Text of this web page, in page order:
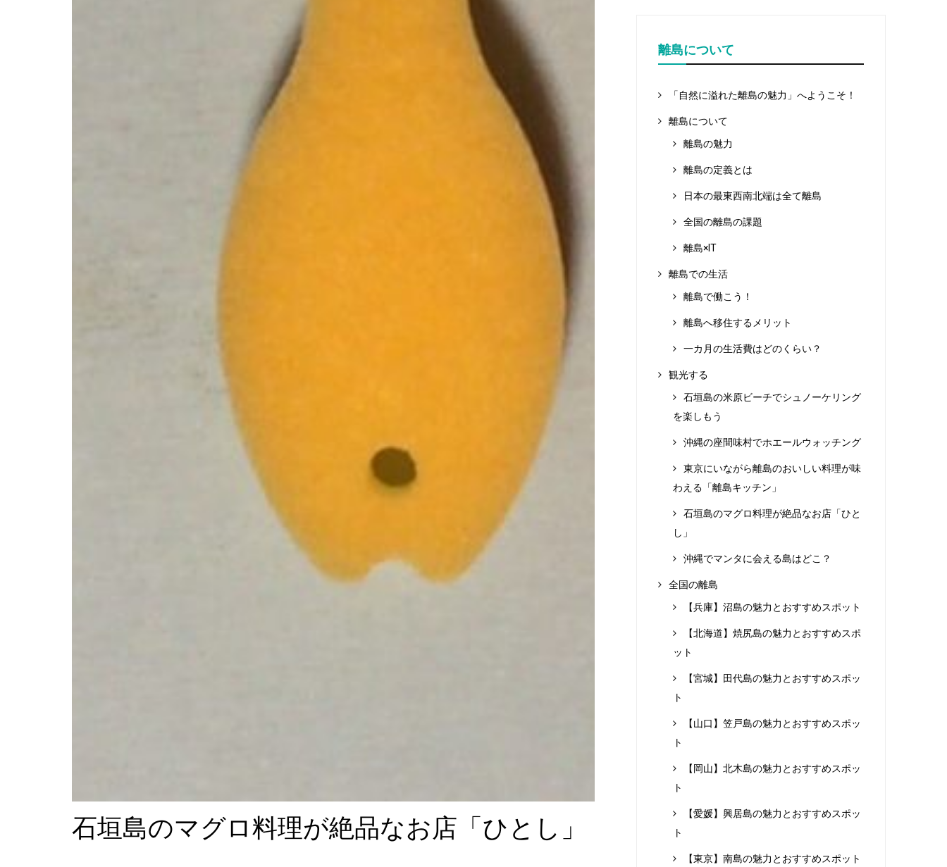
石垣島のマグロ料理が絶品なお店「ひとし」
離島について
「自然に溢れた離島の魅力」へようこそ！
離島について
離島の魅力
離島の定義とは
日本の最東西南北端は全て離島
全国の離島の課題
離島×IT
離島での生活
離島で働こう！
離島へ移住するメリット
一カ月の生活費はどのくらい？
観光する
石垣島の米原ビーチでシュノーケリング
を楽しもう
沖縄の座間味村でホエールウォッチング
東京にいながら離島のおいしい料理が味
わえる「離島キッチン」
石垣島のマグロ料理が絶品なお店「ひと
し」
沖縄でマンタに会える島はどこ？
全国の離島
【兵庫】沼島の魅力とおすすめスポット
【北海道】焼尻島の魅力とおすすめスポ
ット
【宮城】田代島の魅力とおすすめスポッ
ト
【山口】笠戸島の魅力とおすすめスポッ
ト
【岡山】北木島の魅力とおすすめスポッ
ト
【愛媛】興居島の魅力とおすすめスポッ
ト
【東京】南島の魅力とおすすめスポット